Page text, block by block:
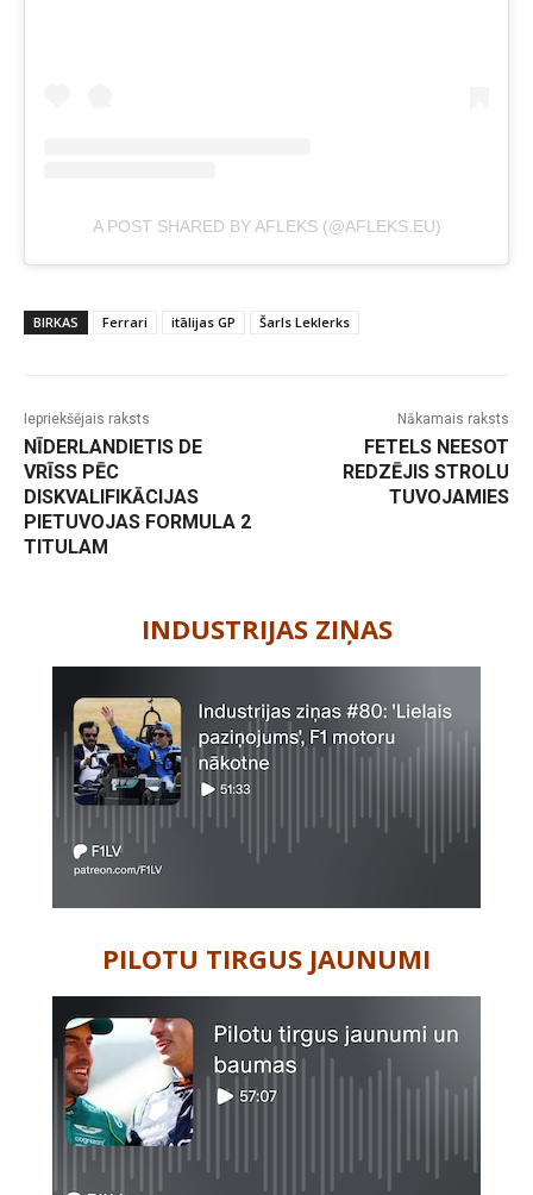
A POST SHARED BY AFLEKS (@AFLEKS.EU)
BIRKAS Ferrari itālijas GP Šarls Leklerks
Iepriekšējais raksts
NĪDERLANDIETIS DE
VRĪSS PĒC
DISKVALIFIKĀCIJAS
PIETUVOJAS FORMULA 2
TITULAM
Nākamais raksts
FETELS NEESOT
REDZĒJIS STROLU
TUVOJAMIES
INDUSTRIJAS ZIŅAS
PILOTU TIRGUS JAUNUMI